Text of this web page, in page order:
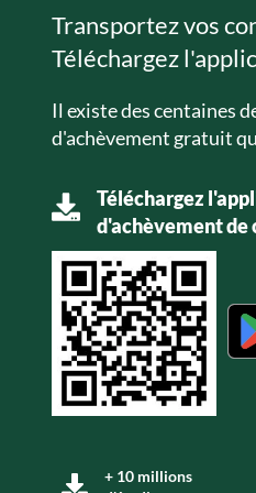
Transportez vos
Téléchargez
Il existe des centaines
d'achèvement gratuit
Téléchargez
d'achèvement de
+ 10 millions